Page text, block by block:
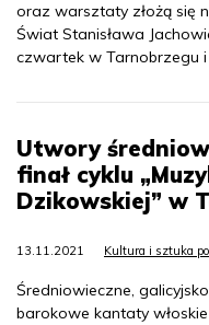
oraz warsztaty złożą się
Świat Stanisława
czwartek w Tarnobrzegu
Utwory
finał cyklu
Dzikowskiej” w
13.11.2021 Kultura i sztuka
Średniowieczne,
barokowe kantaty